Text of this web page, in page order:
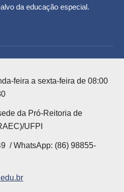
da educação especial.
feira a sexta-feira de 08:00
da Pró-Reitoria de
UFPI
/ WhatsApp: (86) 98855-